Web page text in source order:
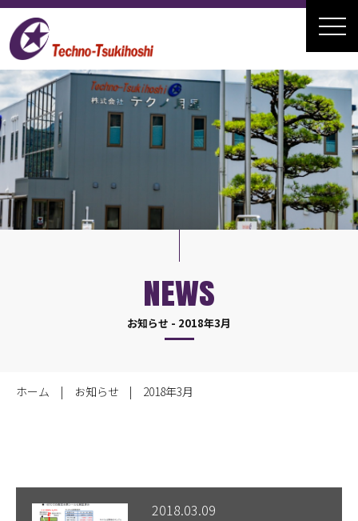
NEWS
お知らせ - 2018年3月
ホーム お知らせ 2018年3月
2018.03.09